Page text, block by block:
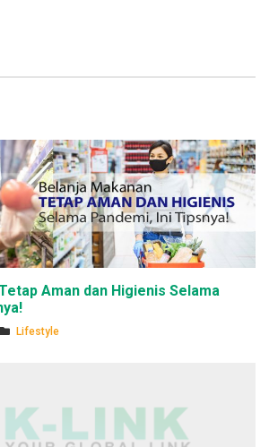
Aman dan Higienis Selama
Lifestyle